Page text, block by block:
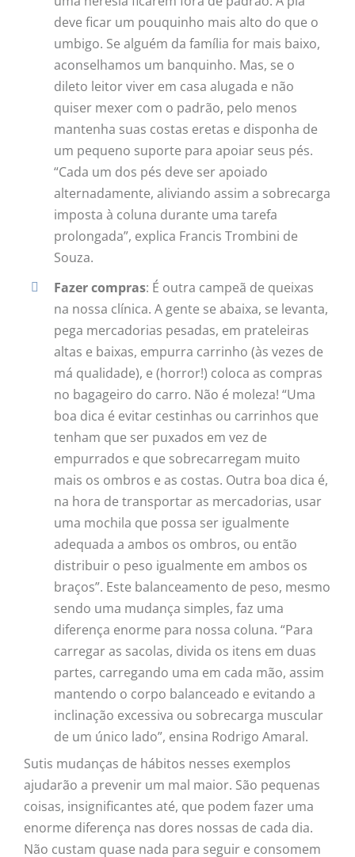
deve ficar um pouquinho mais alto do que o
umbigo. Se alguém da família for mais baixo,
aconselhamos um banquinho. Mas, se o
dileto leitor viver em casa alugada e não
quiser mexer com o padrão, pelo menos
mantenha suas costas eretas e disponha de
um pequeno suporte para apoiar seus pés.
“Cada um dos pés deve ser apoiado
alternadamente, aliviando assim a sobrecarga
imposta à coluna durante uma tarefa
prolongada”, explica Francis Trombini de
Souza.
Fazer compras: É outra campeã de queixas
na nossa clínica. A gente se abaixa, se levanta,
pega mercadorias pesadas, em prateleiras
altas e baixas, empurra carrinho (às vezes de
má qualidade), e (horror!) coloca as compras
no bagageiro do carro. Não é moleza! “Uma
boa dica é evitar cestinhas ou carrinhos que
tenham que ser puxados em vez de
empurrados e que sobrecarregam muito
mais os ombros e as costas. Outra boa dica é,
na hora de transportar as mercadorias, usar
uma mochila que possa ser igualmente
adequada a ambos os ombros, ou então
distribuir o peso igualmente em ambos os
braços”. Este balanceamento de peso, mesmo
sendo uma mudança simples, faz uma
diferença enorme para nossa coluna. “Para
carregar as sacolas, divida os itens em duas
partes, carregando uma em cada mão, assim
mantendo o corpo balanceado e evitando a
inclinação excessiva ou sobrecarga muscular
de um único lado”, ensina Rodrigo Amaral.
Sutis mudanças de hábitos nesses exemplos
ajudarão a prevenir um mal maior. São pequenas
coisas, insignificantes até, que podem fazer uma
enorme diferença nas dores nossas de cada dia.
Não custam quase nada para seguir e consomem